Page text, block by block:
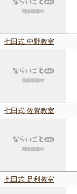
七田式 中野教室
七田式 佐賀教室
七田式 足利教室